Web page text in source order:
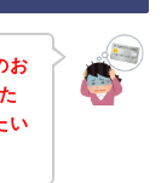
お
い